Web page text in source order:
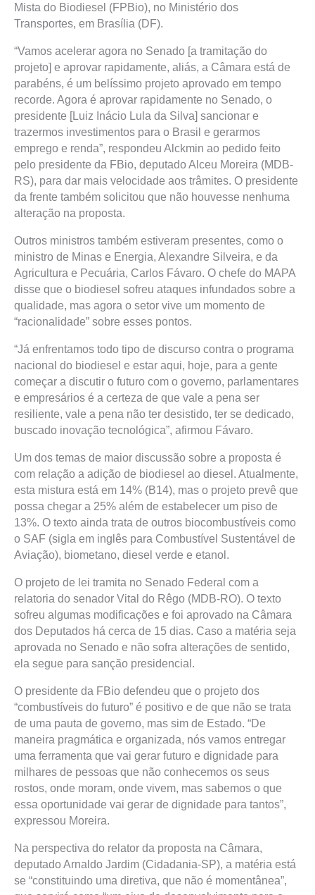
Mista do Biodiesel (FPBio), no Ministério dos
Transportes, em Brasília (DF).
“Vamos acelerar agora no Senado [a tramitação do
projeto] e aprovar rapidamente, aliás, a Câmara está de
parabéns, é um belíssimo projeto aprovado em tempo
recorde. Agora é aprovar rapidamente no Senado, o
presidente [Luiz Inácio Lula da Silva] sancionar e
trazermos investimentos para o Brasil e gerarmos
emprego e renda”, respondeu Alckmin ao pedido feito
pelo presidente da FBio, deputado Alceu Moreira (MDB-
RS), para dar mais velocidade aos trâmites. O presidente
da frente também solicitou que não houvesse nenhuma
alteração na proposta.
Outros ministros também estiveram presentes, como o
ministro de Minas e Energia, Alexandre Silveira, e da
Agricultura e Pecuária, Carlos Fávaro. O chefe do MAPA
disse que o biodiesel sofreu ataques infundados sobre a
qualidade, mas agora o setor vive um momento de
“racionalidade” sobre esses pontos.
“Já enfrentamos todo tipo de discurso contra o programa
nacional do biodiesel e estar aqui, hoje, para a gente
começar a discutir o futuro com o governo, parlamentares
e empresários é a certeza de que vale a pena ser
resiliente, vale a pena não ter desistido, ter se dedicado,
buscado inovação tecnológica”, afirmou Fávaro.
Um dos temas de maior discussão sobre a proposta é
com relação a adição de biodiesel ao diesel. Atualmente,
esta mistura está em 14% (B14), mas o projeto prevê que
possa chegar a 25% além de estabelecer um piso de
13%. O texto ainda trata de outros biocombustíveis como
o SAF (sigla em inglês para Combustível Sustentável de
Aviação), biometano, diesel verde e etanol.
O projeto de lei tramita no Senado Federal com a
relatoria do senador Vital do Rêgo (MDB-RO). O texto
sofreu algumas modificações e foi aprovado na Câmara
dos Deputados há cerca de 15 dias. Caso a matéria seja
aprovada no Senado e não sofra alterações de sentido,
ela segue para sanção presidencial.
O presidente da FBio defendeu que o projeto dos
“combustíveis do futuro” é positivo e de que não se trata
de uma pauta de governo, mas sim de Estado. “De
maneira pragmática e organizada, nós vamos entregar
uma ferramenta que vai gerar futuro e dignidade para
milhares de pessoas que não conhecemos os seus
rostos, onde moram, onde vivem, mas sabemos o que
essa oportunidade vai gerar de dignidade para tantos”,
expressou Moreira.
Na perspectiva do relator da proposta na Câmara,
deputado Arnaldo Jardim (Cidadania-SP), a matéria está
se “constituindo uma diretiva, que não é momentânea”,